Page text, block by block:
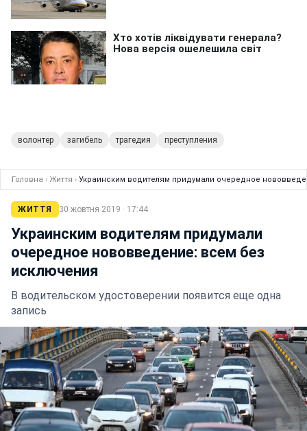
волонтер загибель трагедия преступления
Головна › Життя › Украинским водителям придумали очередное
ЖИТТЯ 30 жовтня 2019 · 17:44
Украинским водителям придумали
очередное нововведение: всем без
исключения
В водительском удостоверении появится еще одна
запись